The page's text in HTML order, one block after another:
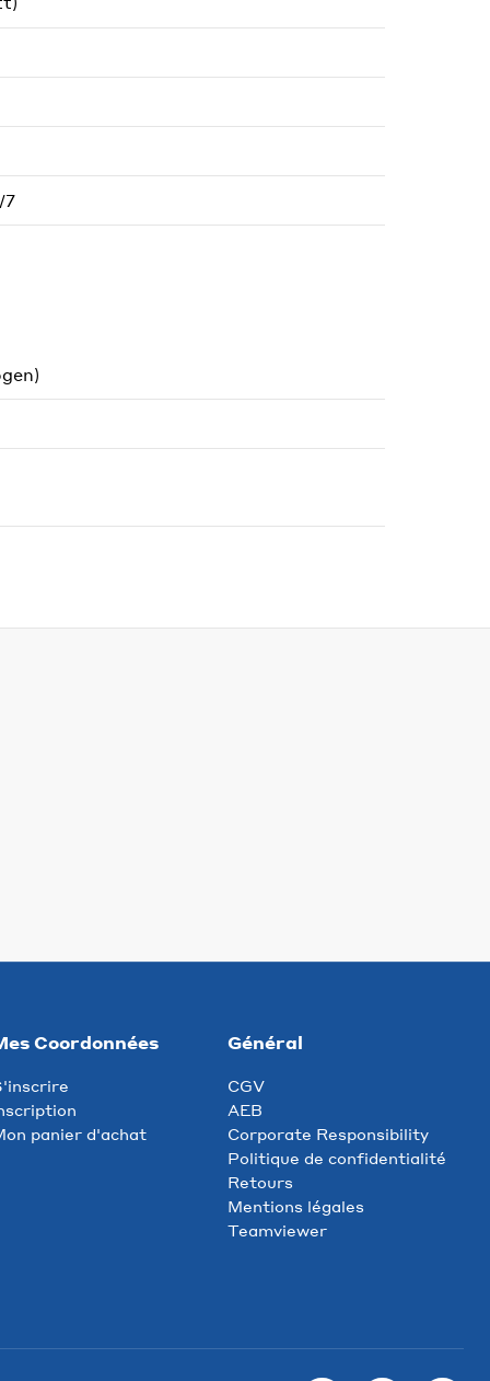
7
Coordonnées
panier d'achat
Général
CGV
AEB
Corporate Responsibility
Politique de confidentialité
Retours
Mentions légales
Teamviewer